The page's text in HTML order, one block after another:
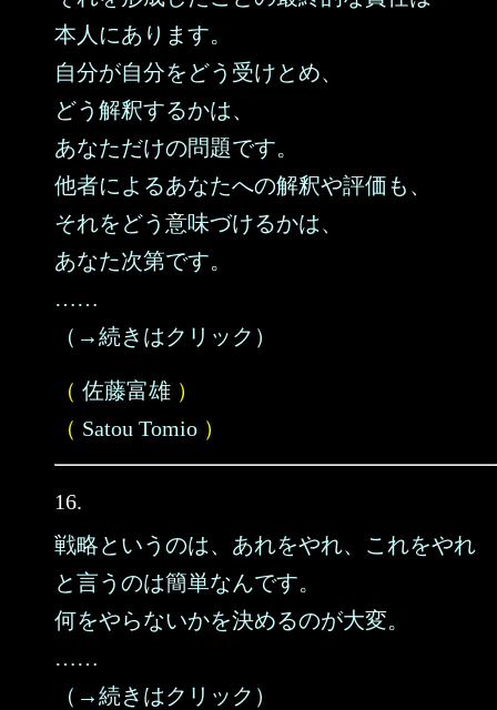
本人にあります。
自分が自分をどう受けとめ、
どう解釈するかは、
あなただけの問題です。
他者によるあなたへの解釈や評価も、
それをどう意味づけるかは、
あなた次第です。
……
（→続きはクリック）
（ 佐藤富雄 ）
（ Satou Tomio ）
16.
戦略というのは、あれをやれ、これをやれ
と言うのは簡単なんです。
何をやらないかを決めるのが大変。
……
（→続きはクリック）